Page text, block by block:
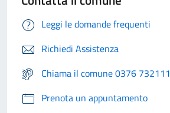
Leggi le domande frequenti
Richiedi Assistenza
Chiama il comune 0376 732111
Prenota un appuntamento